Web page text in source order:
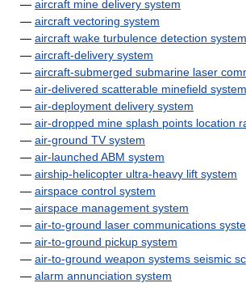
— aircraft mine delivery system
— aircraft vectoring system
— aircraft wake turbulence detection system
— aircraft-delivery system
— aircraft-submerged submarine laser
— air-delivered scatterable minefield system
— air-deployment delivery system
— air-dropped mine splash points location
— air-ground TV system
— air-launched ABM system
— airship-helicopter ultra-heavy lift system
— airspace control system
— airspace management system
— air-to-ground laser communications
— air-to-ground pickup system
— air-to-ground weapon systems seismic
— alarm annunciation system